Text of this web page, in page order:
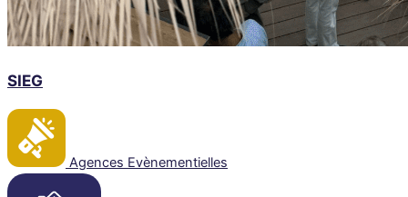
SIEG
Agences Evènementielles